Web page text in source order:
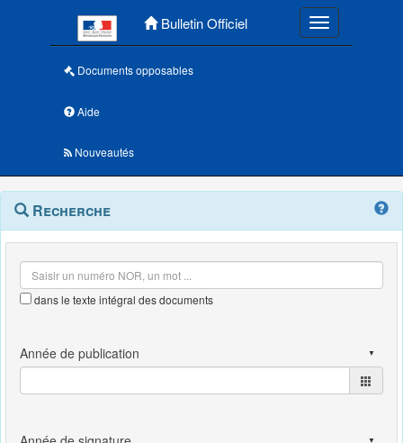
Bulletin Officiel Toggle
Documents opposables
Aide
Nouveautés
Navigation
outils
Menu
contextuel
Recherche
dans le texte intégral des documents